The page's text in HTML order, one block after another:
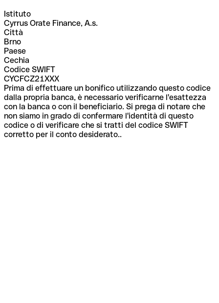
Istituto
Cyrrus Orate Finance, A.s.
Città
Brno
Paese
Cechia
Codice SWIFT
CYCFCZ21XXX
Prima di effettuare un bonifico utilizzando questo codice
dalla propria banca, è necessario verificarne l'esattezza
con la banca o con il beneficiario. Si prega di notare che
non siamo in grado di confermare l'identità di questo
codice o di verificare che si tratti del codice SWIFT
corretto per il conto desiderato..